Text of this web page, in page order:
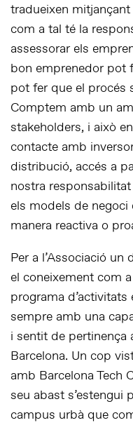
tradueixen mitjançant
com a tal té la
assessorar els
bon emprenedor pot
pot fer que el procés
Comptem amb un
stakeholders, i això
contacte amb
distribució, accés a
nostra
els models de
manera reactiva o
Per a l’Associació
el coneixement com
programa
sempre amb una
i sentit de pertinença
Barcelona. Un cop
amb Barcelona Tech
seu abast s’estengui
campus urbà que